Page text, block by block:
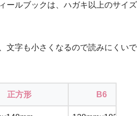
ールブックは、ハガキ以上のサイズ
文字も小さくなるので読みにくいで
正方形 B6